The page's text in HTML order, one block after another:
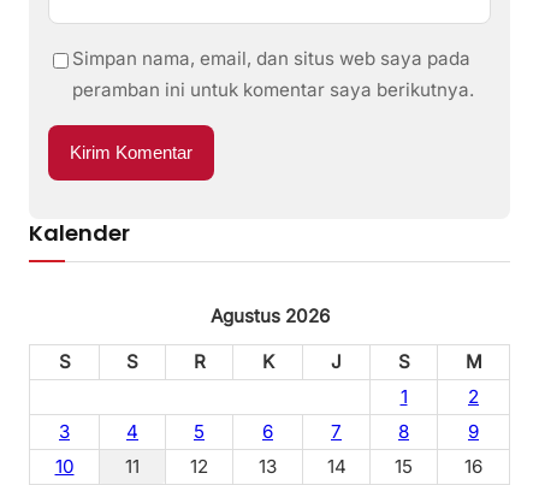
Simpan nama, email, dan situs web saya pada
peramban ini untuk komentar saya berikutnya.
Kalender
Agustus 2026
S
S R K J S
M
1
2
3
4 5 6 7 8
9
10
11 12 13 14 15
16